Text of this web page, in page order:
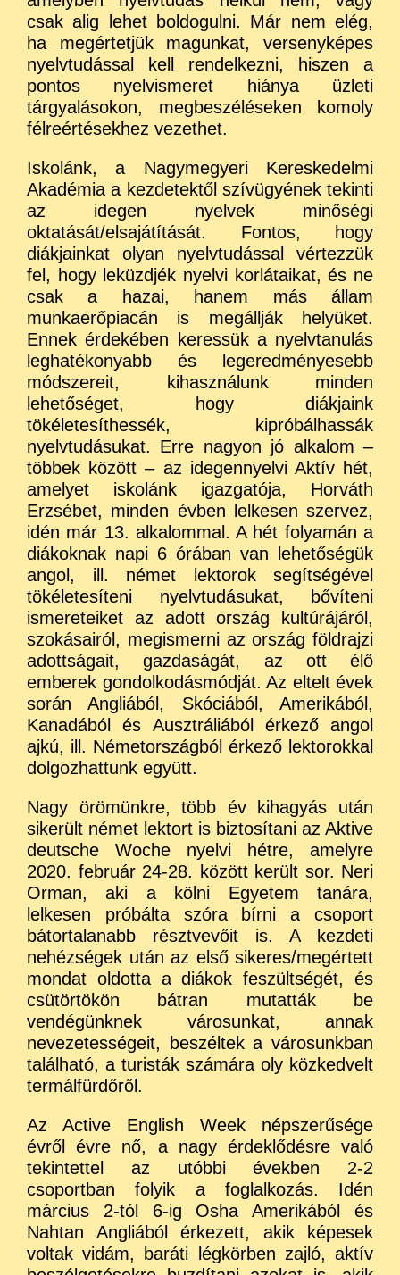
csak alig lehet boldogulni. Már nem elég,
ha megértetjük magunkat, versenyképes
nyelvtudással kell rendelkezni, hiszen a
pontos nyelvismeret hiánya üzleti
tárgyalásokon, megbeszéléseken komoly
félreértésekhez vezethet.
Iskolánk, a Nagymegyeri Kereskedelmi
Akadémia a kezdetektől szívügyének tekinti
az idegen nyelvek minőségi
oktatását/elsajátítását. Fontos, hogy
diákjainkat olyan nyelvtudással vértezzük
fel, hogy leküzdjék nyelvi korlátaikat, és ne
csak a hazai, hanem más állam
munkaerőpiacán is megállják helyüket.
Ennek érdekében keressük a nyelvtanulás
leghatékonyabb és legeredményesebb
módszereit, kihasználunk minden
lehetőséget, hogy diákjaink
tökéletesíthessék, kipróbálhassák
nyelvtudásukat. Erre nagyon jó alkalom –
többek között – az idegennyelvi Aktív hét,
amelyet iskolánk igazgatója, Horváth
Erzsébet, minden évben lelkesen szervez,
idén már 13. alkalommal. A hét folyamán a
diákoknak napi 6 órában van lehetőségük
angol, ill. német lektorok segítségével
tökéletesíteni nyelvtudásukat, bővíteni
ismereteiket az adott ország kultúrájáról,
szokásairól, megismerni az ország földrajzi
adottságait, gazdaságát, az ott élő
emberek gondolkodásmódját. Az eltelt évek
során Angliából, Skóciából, Amerikából,
Kanadából és Ausztráliából érkező angol
ajkú, ill. Németországból érkező lektorokkal
dolgozhattunk együtt.
Nagy örömünkre, több év kihagyás után
sikerült német lektort is biztosítani az Aktive
deutsche Woche nyelvi hétre, amelyre
2020. február 24-28. között került sor. Neri
Orman, aki a kölni Egyetem tanára,
lelkesen próbálta szóra bírni a csoport
bátortalanabb résztvevőit is. A kezdeti
nehézségek után az első sikeres/megértett
mondat oldotta a diákok feszültségét, és
csütörtökön bátran mutatták be
vendégünknek városunkat, annak
nevezetességeit, beszéltek a városunkban
található, a turisták számára oly közkedvelt
termálfürdőről.
Az Active English Week népszerűsége
évről évre nő, a nagy érdeklődésre való
tekintettel az utóbbi években 2-2
csoportban folyik a foglalkozás. Idén
március 2-tól 6-ig Osha Amerikából és
Nahtan Angliából érkezett, akik képesek
voltak vidám, baráti légkörben zajló, aktív